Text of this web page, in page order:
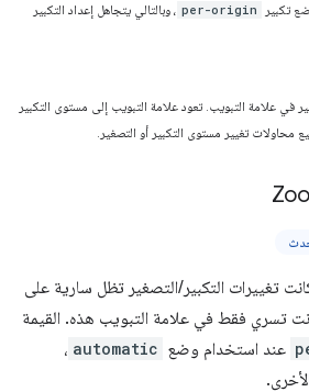
تكبير
per-origin ، وبالتالي يتجاهل إعداد التكبير
في علامة التبويب. تعود علامة التبويب إلى مستوى التكبير
محاولات تغيير مستوى التكبير أو التصغير.
تغييرات التكبير/التصغير تظل سارية على
تسري فقط في علامة التبويب هذه. القيمة
عند استخدام وضع automatic ،